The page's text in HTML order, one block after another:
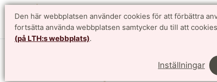
Den här webbplatsen använder cookies för att förbättra
fortsätta använda webbplatsen samtycker du till att
(på LTH:s webbplats).
Inställningar
English